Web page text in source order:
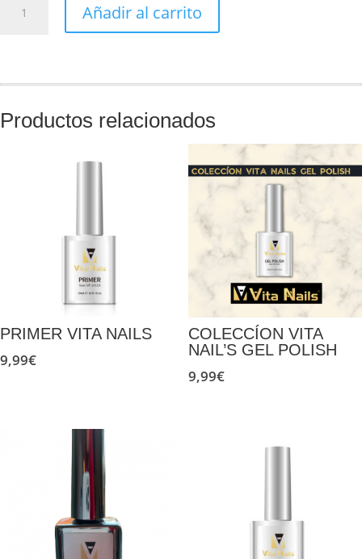
COAT
Añadir al carrito
Productos relacionados
PRIMER VITA NAILS
9,99€
COLECCÍON VITA
NAIL’S GEL POLISH
9,99€